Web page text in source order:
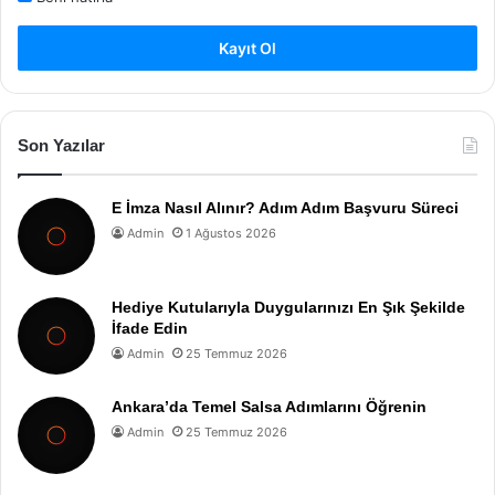
Kayıt Ol
Son Yazılar
E İmza Nasıl Alınır? Adım Adım Başvuru Süreci
Admin 1 Ağustos 2026
Hediye Kutularıyla Duygularınızı En Şık Şekilde
İfade Edin
Admin 25 Temmuz 2026
Ankara’da Temel Salsa Adımlarını Öğrenin
Admin 25 Temmuz 2026